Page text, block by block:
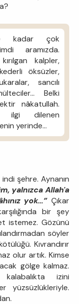
kadar çok
aramızda.
kalpler,
öksüzler,
sancılı
Belki
nâkatullah.
ilgi dilenen
yerinde…
şehre. Aynanın
yalnızca Allah'a
yok…” Çıkar
bir şey
istemez. Gözünü
söyler
Kıvrandırır
olur artık. Kimse
gölge kalmaz.
izini
yüzsüzlükleriyle.